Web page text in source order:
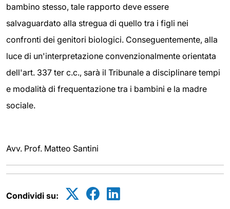
bambino stesso, tale rapporto deve essere
salvaguardato alla stregua di quello tra i figli nei
confronti dei genitori biologici. Conseguentemente, alla
luce di un'interpretazione convenzionalmente orientata
dell'art. 337 ter c.c., sarà il Tribunale a disciplinare tempi
e modalità di frequentazione tra i bambini e la madre
sociale.
Avv. Prof. Matteo Santini
Condividi su: